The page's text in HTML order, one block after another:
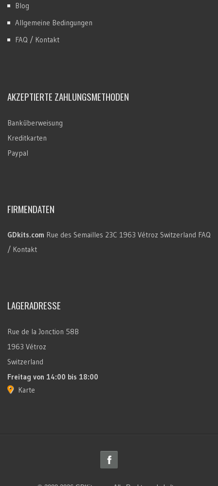
Blog
Allgemeine Bedingungen
FAQ / Kontakt
AKZEPTIERTE ZAHLUNGSMETHODEN
Banküberweisung
Kreditkarten
Paypal
FIRMENDATEN
GDkits.com Rue des Semailles 23C 1963 Vétroz Switzerland FAQ
/ Kontakt
LAGERADRESSE
Rue de la Jonction 58B
1963 Vétroz
Switzerland
Freitag von 14:00 bis 18:00
Karte